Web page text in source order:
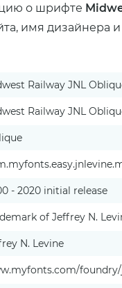
о шрифте
имя дизайнера
Railway JNL
Railway JNL
- 2020 initial release
of Jeffrey N.
N. Levine